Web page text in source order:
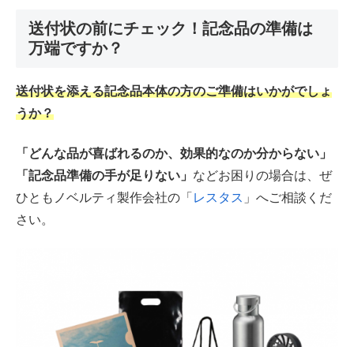
送付状の前にチェック！記念品の準備は
万端ですか？
送付状を添える記念品本体の方のご準備はいかがでしょ
うか？
「どんな品が喜ばれるのか、効果的なのか分からない」
「記念品準備の手が足りない」 などお困りの場合は、ぜ
ひともノベルティ製作会社の「 レスタス 」へご相談くだ
さい。